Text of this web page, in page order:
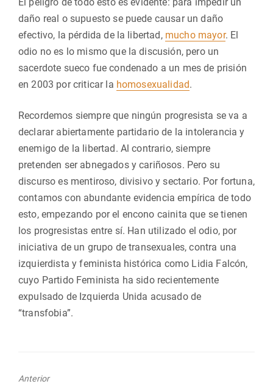
daño real o supuesto se puede causar un daño
efectivo, la pérdida de la libertad, mucho mayor. El
odio no es lo mismo que la discusión, pero un
sacerdote sueco fue condenado a un mes de prisión
en 2003 por criticar la homosexualidad.
Recordemos siempre que ningún progresista se va a
declarar abiertamente partidario de la intolerancia y
enemigo de la libertad. Al contrario, siempre
pretenden ser abnegados y cariñosos. Pero su
discurso es mentiroso, divisivo y sectario. Por fortuna,
contamos con abundante evidencia empírica de todo
esto, empezando por el encono cainita que se tienen
los progresistas entre sí. Han utilizado el odio, por
iniciativa de un grupo de transexuales, contra una
izquierdista y feminista histórica como Lidia Falcón,
cuyo Partido Feminista ha sido recientemente
expulsado de Izquierda Unida acusado de
“transfobia”.
Anterior